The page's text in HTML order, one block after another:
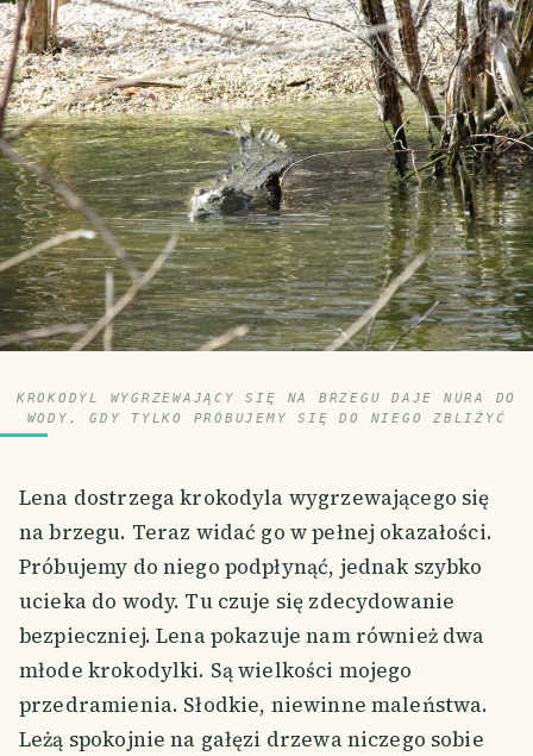
KROKODYL WYGRZEWAJĄCY SIĘ NA BRZEGU DAJE NURA DO
WODY, GDY TYLKO PRÓBUJEMY SIĘ DO NIEGO ZBLIŻYĆ
Lena dostrzega krokodyla wygrzewającego się
na brzegu. Teraz widać go w pełnej okazałości.
Próbujemy do niego podpłynąć, jednak szybko
ucieka do wody. Tu czuje się zdecydowanie
bezpieczniej. Lena pokazuje nam również dwa
młode krokodylki. Są wielkości mojego
przedramienia. Słodkie, niewinne maleństwa.
Leżą spokojnie na gałęzi drzewa niczego sobie